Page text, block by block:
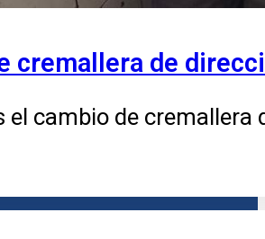
cremallera de
el cambio de